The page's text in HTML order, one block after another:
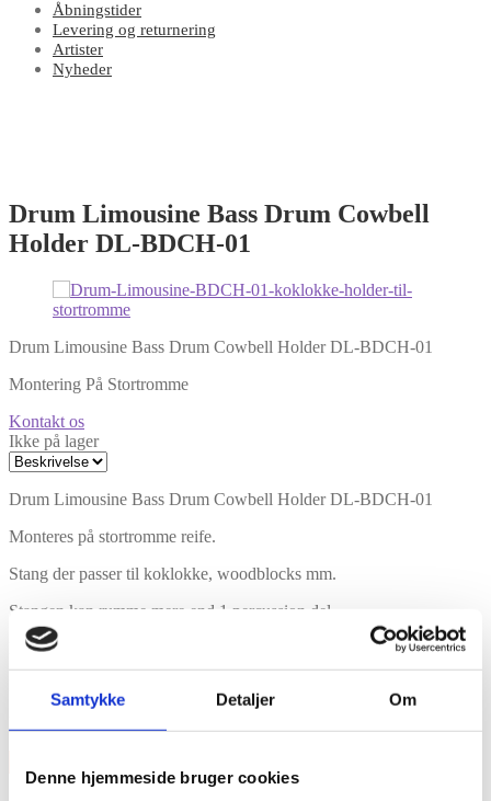
Samtykke Detaljer Om
Denne hjemmeside bruger cookies
Åbningstider
Levering og returnering
Artister
Nyheder
Drum Limousine Bass Drum Cowbell
Holder DL-BDCH-01
Drum Limousine Bass Drum Cowbell Holder DL-BDCH-01
Montering På Stortromme
Kontakt os
Ikke på lager
Drum Limousine Bass Drum Cowbell Holder DL-BDCH-01
Monteres på stortromme reife.
Stang der passer til koklokke, woodblocks mm.
Stangen kan rumme mere end 1 percussion del.
Nem at montere og indstille